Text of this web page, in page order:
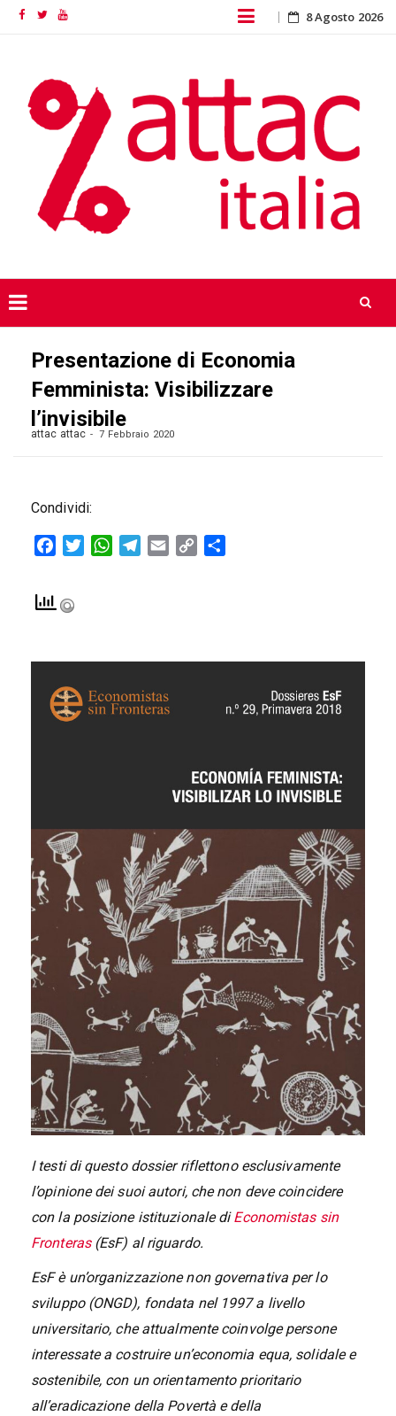
FacebookTwitterYouTube Skip
content
8 Agosto 2026
Presentazione di Economia
Femminista: Visibilizzare
l’invisibile
attac attac 7 Febbraio 2020
Condividi:
FacebookTwitterWhatsAppTelegram
Email
Copy
I testi di questo dossier riflettono esclusivamente
l’opinione dei suoi autori, che non deve coincidere
con la posizione istituzionale diEconomistas sin
Fronteras(EsF) al riguardo.
EsF è un’organizzazione non governativa per lo
sviluppo (ONGD), fondata nel 1997 a livello
universitario, che attualmente coinvolge persone
interessate a costruire un’economia equa, solidale e
sostenibile, con un orientamento prioritario
all’eradicazione della Povertà e della